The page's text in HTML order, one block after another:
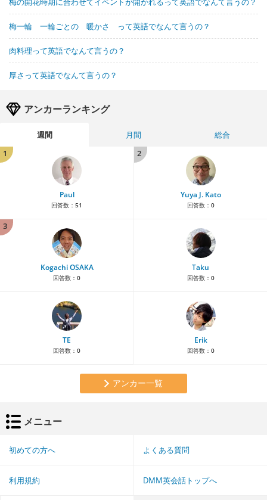
梅一輪 一輪ごとの 暖かさ って英語でなんて言うの？
肉料理って英語でなんて言うの？
厚さって英語でなんて言うの？
アンカーランキング
週間 月間
総合
1
Paul
回答数： 51
2
Yuya J. Kato
回答数： 0
3
Kogachi OSAKA
回答数： 0
Taku
回答数： 0
TE
回答数： 0
Erik
回答数： 0
アンカー一覧
メニュー
初めての方へ よくある質問
利用規約 DMM英会話トップへ